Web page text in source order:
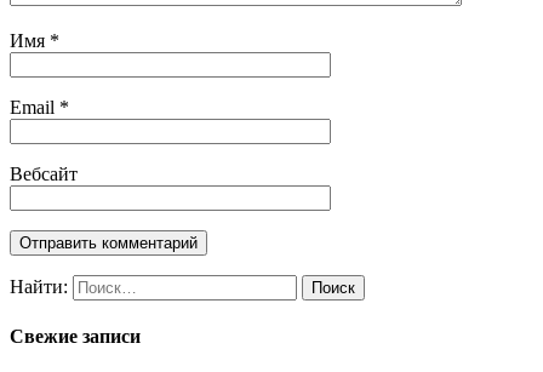
Имя *
Email *
Вебсайт
Найти:
Свежие записи